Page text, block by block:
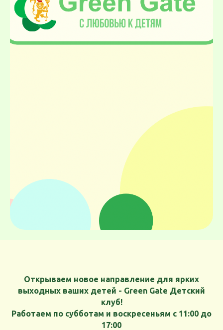
Открываем новое направление для ярких
выходных ваших детей - Green Gate Детский
клуб!
Работаем по субботам и воскресеньям с 11:00 до
17:00